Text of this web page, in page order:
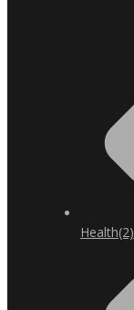
Health(2)